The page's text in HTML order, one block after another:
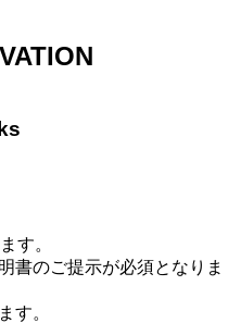
す。
書のご提示が必須となりま
す。